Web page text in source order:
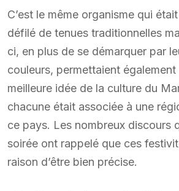
C’est le même organisme qui
défilé de tenues traditionnelles
ci, en plus de se démarquer par
couleurs, permettaient également
meilleure idée de la culture du
chacune était associée à une
ce pays. Les nombreux discours
soirée ont rappelé que ces
raison d’être bien précise.